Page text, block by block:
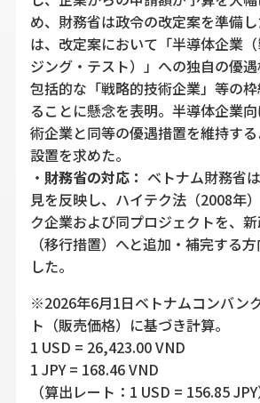
め、財務省は政令の改定案を準備
は、改定案において「半導体企業
ジング・テスト）」への独自の優遇
包括的な「戦略的技術企業」等の
ることに懸念を表明。半導体企業
術企業と同等の優遇措置を維持す
設置を求めた。
・ 財務省の対応： ベトナム財務省
見を反映し、ハイテク法（2008年
ク企業および同プロジェクトを、
（移行措置）へと追加・補完する
した。
※2026年6月1日ベトナムコンバン
ト（販売価格）に基づき計算。
1 USD = 26,423.00 VND
1 JPY = 168.46 VND
（算出レート：1 USD = 156.85 JPY